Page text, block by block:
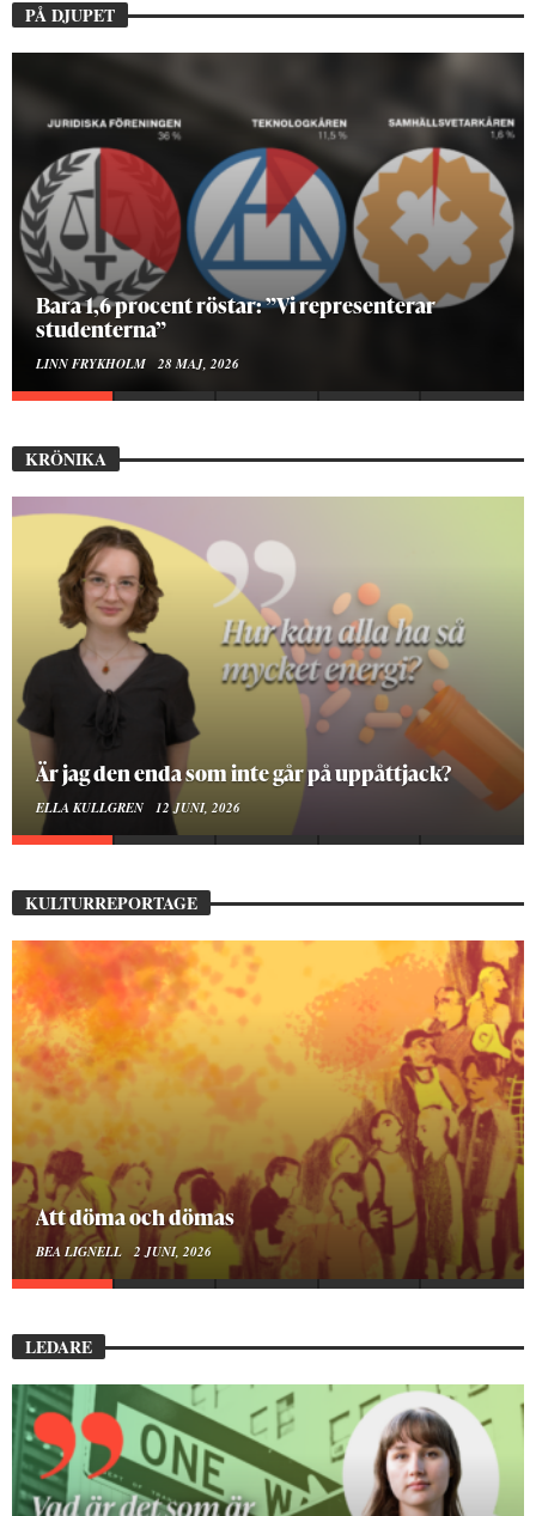
PÅ DJUPET
Hur bygger man en Lundakarneval?
ELISE RALSTON SAMUELSON 24 MAJ, 2026
KRÖNIKA
På stadsbiblioteket hittar jag det mänskliga
MOA LINDROTH 10 JUNI, 2026
KULTURREPORTAGE
Mellan ånger och ältande
BEA LIGNELL 23 MARS, 2026
LEDARE